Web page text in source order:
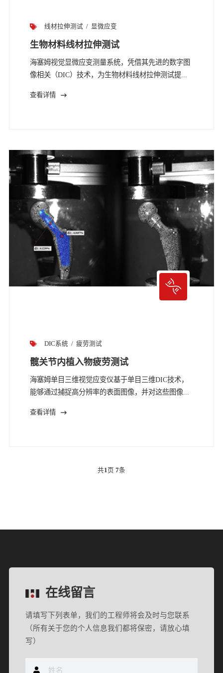
线材拉伸测试 显微应变
生物材料线材拉伸测试
海塞姆视觉显微应变测量系统，凭借其先进的数字图
像相关（DIC）技术，为生物材料线材拉伸测试提...
查看详情
DIC系统 疲劳测试
髋关节内植入物疲劳测试
海塞姆单目三维视觉应变仪基于单目三维DIC技术，
能够通过捕捉高分辨率的表面图像，并对这些图像...
查看详情
共1 页 7条
在线留言
请填写下列表单，我们的工程师将会及时与您联系
（所有关于您的个人信息我们都将保密，请放心填
写）